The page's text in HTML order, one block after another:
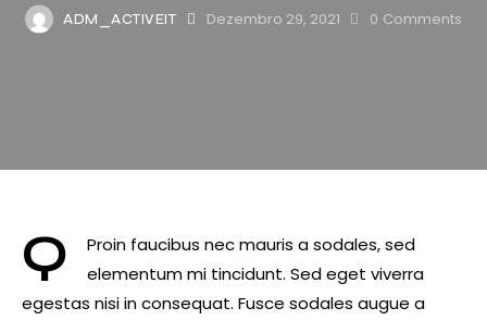
ADM_ACTIVEIT Dezembro 29, 2021 0 Comments
Q
Proin faucibus nec mauris a sodales, sed
elementum mi tincidunt. Sed eget viverra
egestas nisi in consequat. Fusce sodales augue a